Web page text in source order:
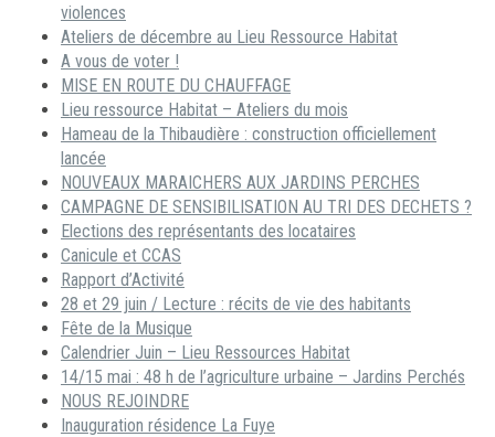
violences
Ateliers de décembre au Lieu Ressource Habitat
A vous de voter !
MISE EN ROUTE DU CHAUFFAGE
Lieu ressource Habitat – Ateliers du mois
Hameau de la Thibaudière : construction officiellement
lancée
NOUVEAUX MARAICHERS AUX JARDINS PERCHES
CAMPAGNE DE SENSIBILISATION AU TRI DES DECHETS ?
Elections des représentants des locataires
Canicule et CCAS
Rapport d’Activité
28 et 29 juin / Lecture : récits de vie des habitants
Fête de la Musique
Calendrier Juin – Lieu Ressources Habitat
14/15 mai : 48 h de l’agriculture urbaine – Jardins Perchés
NOUS REJOINDRE
Inauguration résidence La Fuye